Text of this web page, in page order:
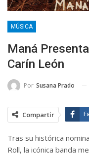
MÚSICA
Maná
Carín León
Por Susana Prado
Compartir
Tras su histórica
Roll, la icónica banda